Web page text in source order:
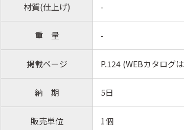
材質(仕上げ) -
重 量 -
掲載ページ P.124 (WEBカタログは
納 期 5日
販売単位 1個